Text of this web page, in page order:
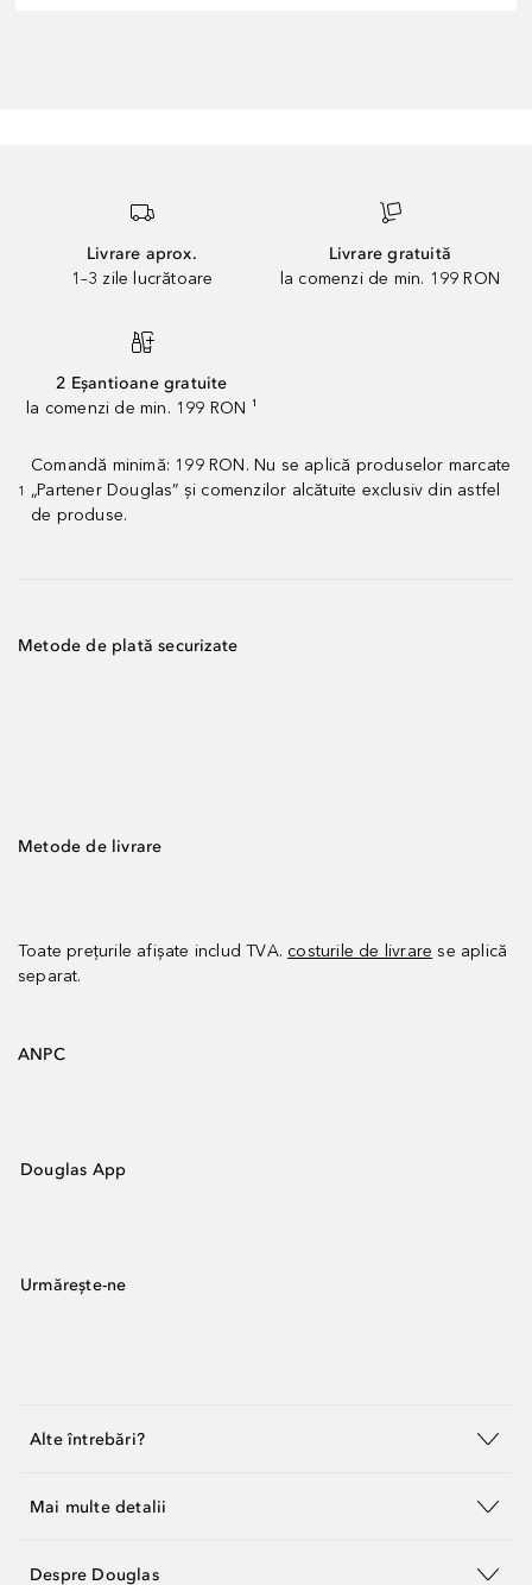
Livrare aprox.
1–3 zile lucrătoare
Livrare gratuită
la comenzi de min. 199 RON
2 Eșantioane gratuite
la comenzi de min. 199 RON ¹
1
Comandă minimă: 199 RON. Nu se aplică produselor marcate
„Partener Douglas” și comenzilor alcătuite exclusiv din astfel
de produse.
Metode de plată securizate
Metode de livrare
Toate prețurile afișate includ TVA. costurile de livrare se aplică
separat.
ANPC
Douglas App
Urmărește-ne
Alte întrebări?
Mai multe detalii
Despre Douglas